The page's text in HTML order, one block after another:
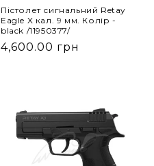
Пістолет сигнальний Retay
Eagle X кал. 9 мм. Колір -
black /11950377/
4,600.00 грн